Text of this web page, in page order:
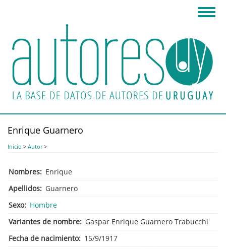
principal
Enrique Guarnero
Inicio > Autor>
Nombres
Enrique
Apellidos
Guarnero
Sexo
Hombre
Variantes de nombre
Gaspar Enrique Guarnero Trabucchi
Fecha de nacimiento
15/9/1917